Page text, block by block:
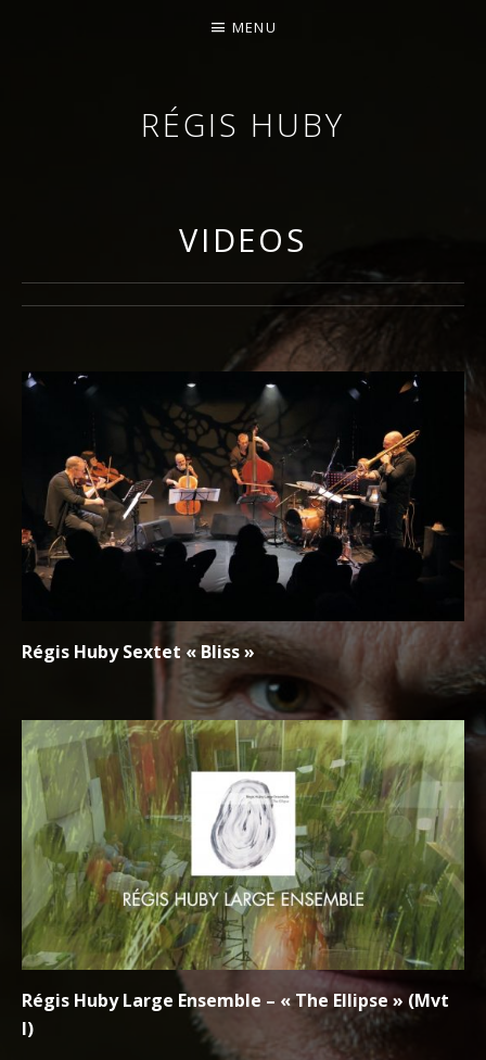
RÉGIS HUBY
MENU
VIDEOS
Menu Video
Régis Huby Sextet « Bliss »
Régis Huby Large Ensemble – « The Ellipse » (Mvt
I)